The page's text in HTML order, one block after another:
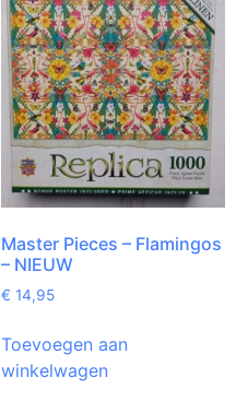
Master Pieces – Flamingos
– NIEUW
€ 14,95
Toevoegen aan
winkelwagen